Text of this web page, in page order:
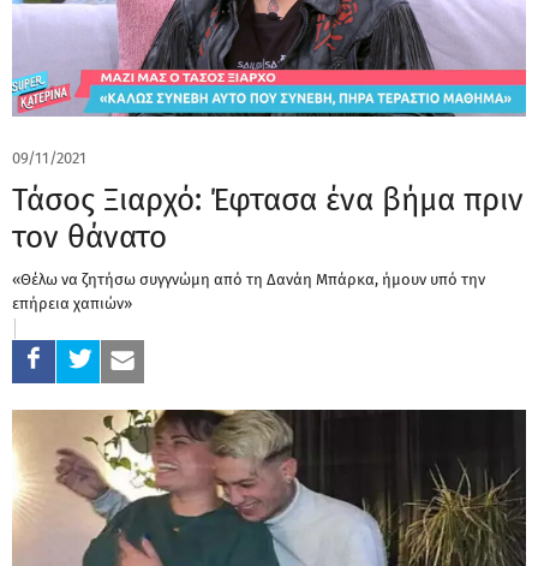
09/11/2021
Τάσος Ξιαρχό: Έφτασα ένα βήμα πριν
τον θάνατο
«Θέλω να ζητήσω συγγνώμη από τη Δανάη Μπάρκα, ήμουν υπό την
επήρεια χαπιών»